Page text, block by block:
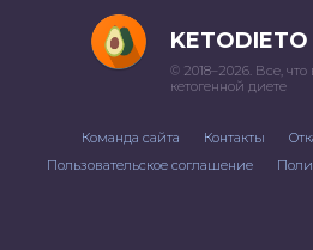
KETODIETO
© 2018–2026. Все,
кетогенной диете
Команда сайта Контакты
Пользовательское соглашение